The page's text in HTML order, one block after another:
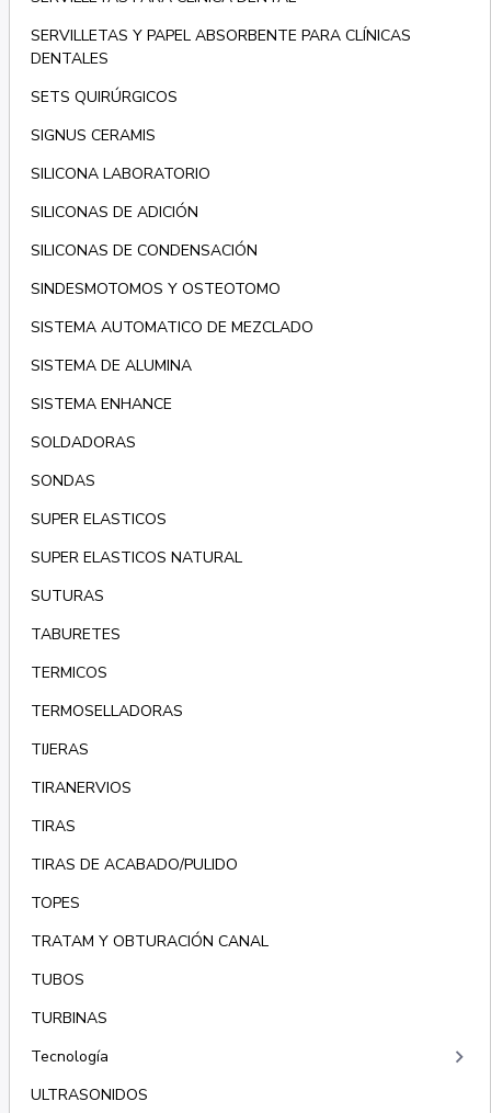
SERVILLETAS Y PAPEL ABSORBENTE PARA CLÍNICAS
DENTALES
SETS QUIRÚRGICOS
SIGNUS CERAMIS
SILICONA LABORATORIO
SILICONAS DE ADICIÓN
SILICONAS DE CONDENSACIÓN
SINDESMOTOMOS Y OSTEOTOMO
SISTEMA AUTOMATICO DE MEZCLADO
SISTEMA DE ALUMINA
SISTEMA ENHANCE
SOLDADORAS
SONDAS
SUPER ELASTICOS
SUPER ELASTICOS NATURAL
SUTURAS
TABURETES
TERMICOS
TERMOSELLADORAS
TIJERAS
TIRANERVIOS
TIRAS
TIRAS DE ACABADO/PULIDO
TOPES
TRATAM Y OBTURACIÓN CANAL
TUBOS
TURBINAS
Tecnología
keyboard_arrow_right
ULTRASONIDOS